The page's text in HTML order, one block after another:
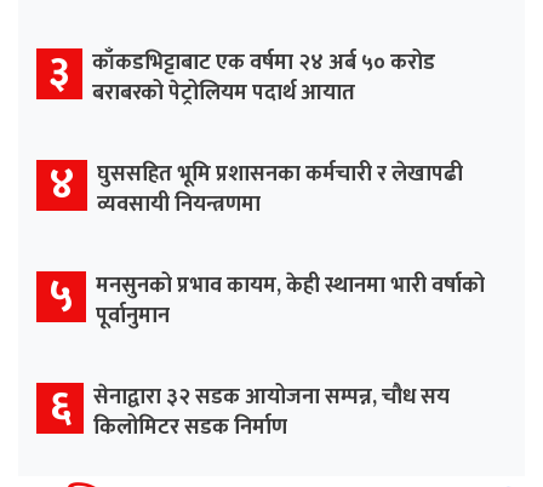
३ काँकडभिट्टाबाट एक वर्षमा २४ अर्ब ५० करोड
बराबरको पेट्रोलियम पदार्थ आयात
४ घुससहित भूमि प्रशासनका कर्मचारी र लेखापढी
व्यवसायी नियन्त्रणमा
५ मनसुनको प्रभाव कायम, केही स्थानमा भारी वर्षाको
पूर्वानुमान
६ सेनाद्वारा ३२ सडक आयोजना सम्पन्न, चौध सय
किलोमिटर सडक निर्माण